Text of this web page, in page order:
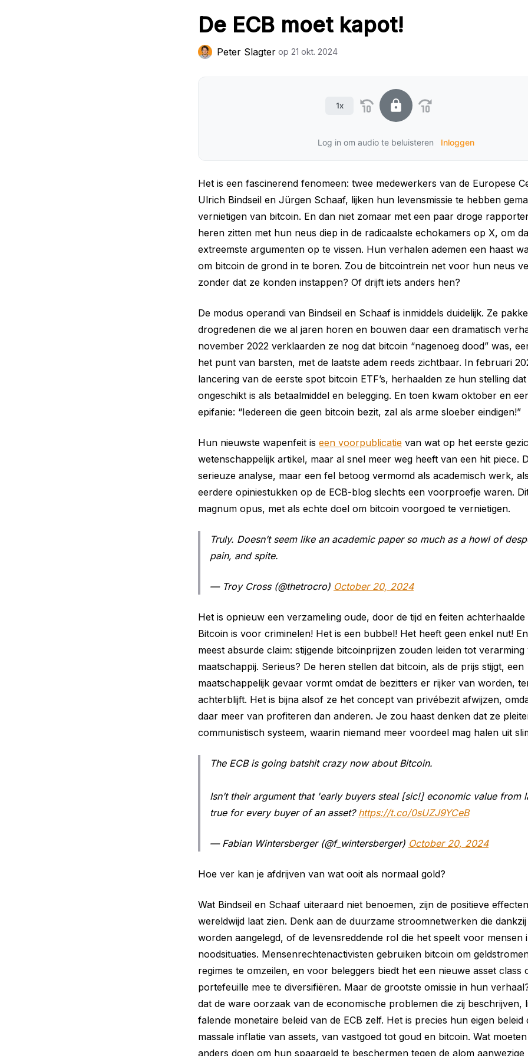
De ECB moet kapot!
Peter Slagter op 21 okt. 2024
1x
Log in om audio te beluisteren Inloggen
Het is een fascinerend fenomeen: twee medewerkers van de Europese
Ulrich Bindseil en Jürgen Schaaf, lijken hun levensmissie te hebben
vernietigen van bitcoin. En dan niet zomaar met een paar droge
heren zitten met hun neus diep in de radicaalste echokamers op X, om
extreemste argumenten op te vissen. Hun verhalen ademen een haast
om bitcoin de grond in te boren. Zou de bitcointrein net voor hun neus
zonder dat ze konden instappen? Of drijft iets anders hen?
De modus operandi van Bindseil en Schaaf is inmiddels duidelijk. Ze
drogredenen die we al jaren horen en bouwen daar een dramatisch
november 2022 verklaarden ze nog dat bitcoin “nagenoeg dood” was,
het punt van barsten, met de laatste adem reeds zichtbaar. In februari
lancering van de eerste spot bitcoin ETF’s, herhaalden ze hun stelling
ongeschikt is als betaalmiddel en belegging. En toen kwam oktober en
epifanie: “Iedereen die geen bitcoin bezit, zal als arme sloeber eindigen!”
Hun nieuwste wapenfeit is een voorpublicatie van wat op het eerste
wetenschappelijk artikel, maar al snel meer weg heeft van een hit piece.
serieuze analyse, maar een fel betoog vermomd als academisch werk,
eerdere opiniestukken op de ECB-blog slechts een voorproefje waren.
magnum opus, met als echte doel om bitcoin voorgoed te vernietigen.
Truly. Doesn’t seem like an academic paper so much as a howl of
pain, and spite.
— Troy Cross (@thetrocro) October 20, 2024
Het is opnieuw een verzameling oude, door de tijd en feiten
Bitcoin is voor criminelen! Het is een bubbel! Het heeft geen enkel nut!
meest absurde claim: stijgende bitcoinprijzen zouden leiden tot verarming
maatschappij. Serieus? De heren stellen dat bitcoin, als de prijs stijgt, een
maatschappelijk gevaar vormt omdat de bezitters er rijker van worden,
achterblijft. Het is bijna alsof ze het concept van privébezit afwijzen,
daar meer van profiteren dan anderen. Je zou haast denken dat ze
communistisch systeem, waarin niemand meer voordeel mag halen uit
The ECB is going batshit crazy now about Bitcoin.
Isn’t their argument that 'early buyers steal [sic!] economic value from
true for every buyer of an asset? https://t.co/0sUZJ9YCeB
— Fabian Wintersberger (@f_wintersberger) October 20, 2024
Hoe ver kan je afdrijven van wat ooit als normaal gold?
Wat Bindseil en Schaaf uiteraard niet benoemen, zijn de positieve
wereldwijd laat zien. Denk aan de duurzame stroomnetwerken die
worden aangelegd, of de levensreddende rol die het speelt voor mensen
noodsituaties. Mensenrechtenactivisten gebruiken bitcoin om
regimes te omzeilen, en voor beleggers biedt het een nieuwe asset class
portefeuille mee te diversifiëren. Maar de grootste omissie in hun
dat de ware oorzaak van de economische problemen die zij beschrijven,
falende monetaire beleid van de ECB zelf. Het is precies hun eigen
massale inflatie van assets, van vastgoed tot goud en bitcoin. Wat
anders doen om hun spaargeld te beschermen tegen de alom aanwezige